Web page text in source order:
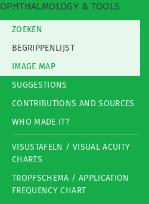
OPHTHALMOLOGY & TOOLS
ZOEKEN
BEGRIPPENLIJST
IMAGE MAP
SUGGESTIONS
CONTRIBUTIONS AND SOURCES
WHO MADE IT?
VISUSTAFELN / VISUAL ACUITY
CHARTS
TROPFSCHEMA / APPLICATION
FREQUENCY CHART